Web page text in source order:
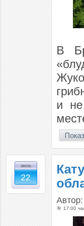
В
и
июль
22
Автор:
17:00